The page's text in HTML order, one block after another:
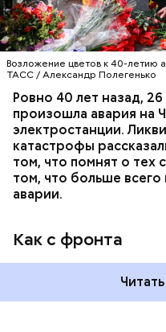
Возложение цветов к 40-летию
ТАСС / Александр Полегенько
Ровно 40 лет назад, 26
произошла авария на
электростанции.
катастрофы
том, что помнят о тех
том, что больше
аварии.
Как с фронта